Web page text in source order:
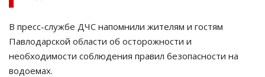
В пресс-службе ДЧС напомнили жителям и гостям
Павлодарской области об осторожности и
необходимости соблюдения правил безопасности на
водоемах.